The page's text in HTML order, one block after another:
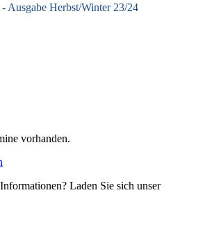
- Ausgabe Herbst/Winter 23/24
vorhanden.
Laden Sie sich unser